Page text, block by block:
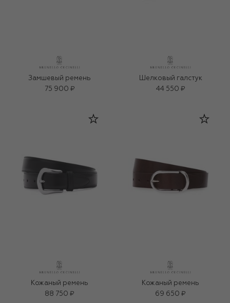
Замшевый ремень
75 900 ₽
Шелковый галстук
44 550 ₽
Кожаный ремень
88 750 ₽
Кожаный ремень
69 650 ₽